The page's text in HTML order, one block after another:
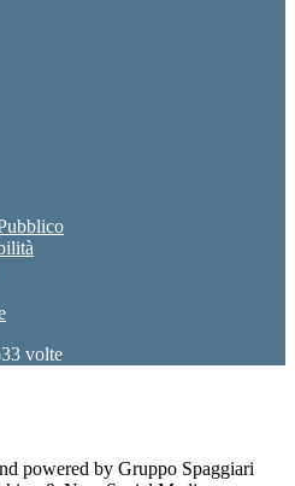
volte
powered by Gruppo Spaggiari